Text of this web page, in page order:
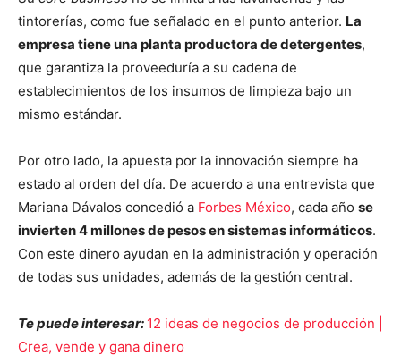
tintorerías, como fue señalado en el punto anterior. La
empresa tiene una planta productora de detergentes,
que garantiza la proveeduría a su cadena de
establecimientos de los insumos de limpieza bajo un
mismo estándar.
Por otro lado, la apuesta por la innovación siempre ha
estado al orden del día. De acuerdo a una entrevista que
Mariana Dávalos concedió a Forbes México, cada año se
invierten 4 millones de pesos en sistemas informáticos.
Con este dinero ayudan en la administración y operación
de todas sus unidades, además de la gestión central.
Te puede interesar: 12 ideas de negocios de producción |
Crea, vende y gana dinero